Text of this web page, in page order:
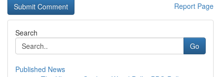
Report Page
Search
Go
Published News